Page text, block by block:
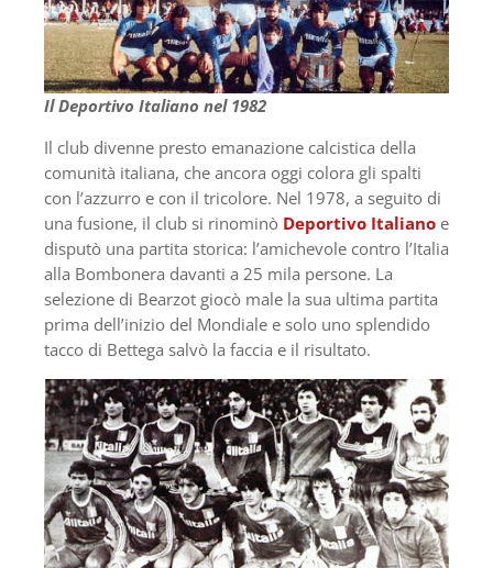
Il Deportivo Italiano nel 1982
Il club divenne presto emanazione calcistica della
comunità italiana, che ancora oggi colora gli spalti
con l’azzurro e con il tricolore. Nel 1978, a seguito di
una fusione, il club si rinominò Deportivo Italiano e
disputò una partita storica: l’amichevole contro l’Italia
alla Bombonera davanti a 25 mila persone. La
selezione di Bearzot giocò male la sua ultima partita
prima dell’inizio del Mondiale e solo uno splendido
tacco di Bettega salvò la faccia e il risultato.